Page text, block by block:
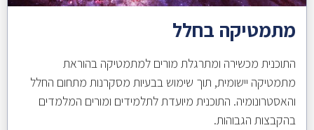
מתמטיקה בחלל
התוכנית מכשירה ומתרגלת מורים למתמטיקה בהוראת
מתמטיקה יישומית, תוך שימוש בבעיות מסקרנות מתחום החלל
והאסטרונומיה. התוכנית מיועדת לתלמידים ומורים המלמדים
בהקבצות הגבוהות.